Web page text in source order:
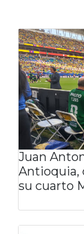
Juan
Antioquia,
su cuarto